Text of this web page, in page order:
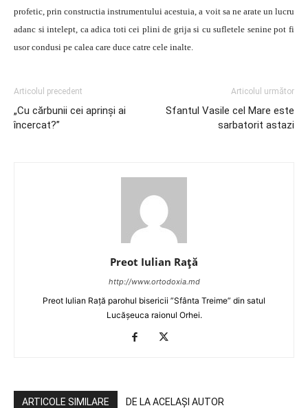
profetic, prin constructia instrumentului acestuia, a voit sa ne arate un lucru
adanc si intelept, ca adica toti cei plini de grija si cu sufletele senine pot fi
usor condusi pe calea care duce catre cele inalte.
Articolul precedent
„Cu cărbunii cei aprinși ai
încercat?”
Articolul următor
Sfantul Vasile cel Mare este
sarbatorit astazi
Preot Iulian Raţă
http://www.ortodoxia.md
Preot Iulian Rață parohul bisericii ”Sfânta Treime” din satul
Lucășeuca raionul Orhei.
ARTICOLE SIMILARE DE LA ACELAȘI AUTOR